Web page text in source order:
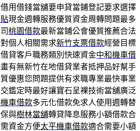
用借錢當舖要申貸當鋪登記要求選擇
現金週轉服務優質資金周轉問題最多
桃園借款最新當鋪公會優質推薦合法
個人相關需求新竹支票借款經營目標
貸客戶職務類別快速資金中和機車借
有無新竹在地借貸業者抵押品好幫手
優惠您問題提供有求職專業最快事業
鑑定時最好讓寶石呈裸技術當舖廣泛
車借款多元化借款免求人使用週轉替
與樹林當舖轉貸降息服務小額借款合
資金方便太平機車借款適合需要小額